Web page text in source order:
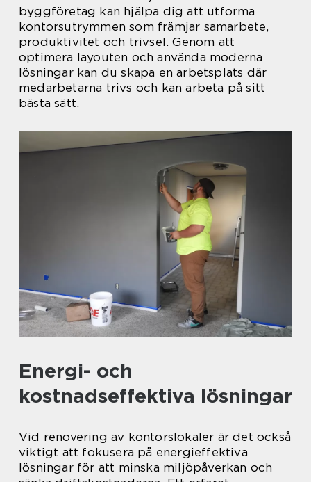
byggföretag kan hjälpa dig att utforma
kontorsutrymmen som främjar samarbete,
produktivitet och trivsel. Genom att
optimera layouten och använda moderna
lösningar kan du skapa en arbetsplats där
medarbetarna trivs och kan arbeta på sitt
bästa sätt.
Energi- och
kostnadseffektiva lösningar
Vid renovering av kontorslokaler är det också
viktigt att fokusera på energieffektiva
lösningar för att minska miljöpåverkan och